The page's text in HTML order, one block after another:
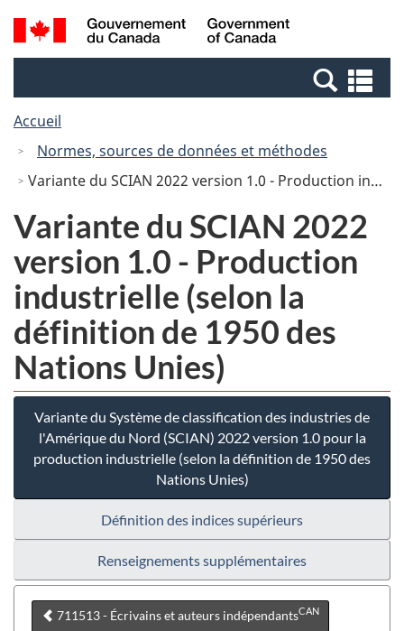
Passer
au
Passer
à
Canada
Recherche
et
et
Accueil
Normes, sources de données et méthodes
Variante du SCIAN 2022 version 1.0 - Production industrielle (selon la définition de 1950 des Nations Unies)
Variante du SCIAN 2022
version 1.0 - Production
industrielle (selon la
définition de 1950 des
Nations Unies)
Variante du Système de classification des industries de
l'Amérique du Nord (SCIAN) 2022 version 1.0 pour la
production industrielle (selon la définition de 1950 des
Nations Unies)
Définition des indices supérieurs
Renseignements supplémentaires
711513 - Écrivains et auteurs indépendantsCAN